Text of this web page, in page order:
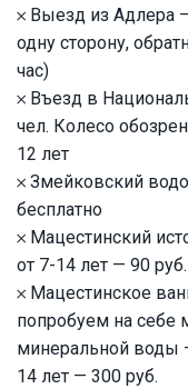
𐄂 Выезд из Адлера
одну сторону,
час)
𐄂 Въезд в
чел. Колесо
12 лет
𐄂 Змейковский
бесплатно
𐄂 Мацестинский
от 7-14 лет — 90 руб.
𐄂 Мацестинское
попробуем на себе
минеральной воды
14 лет — 300 руб.